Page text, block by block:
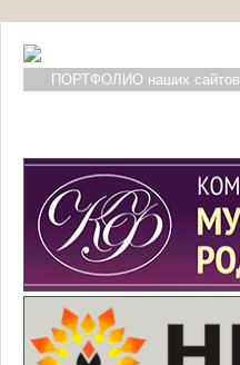
ПОРТФОЛИО наших сайтов